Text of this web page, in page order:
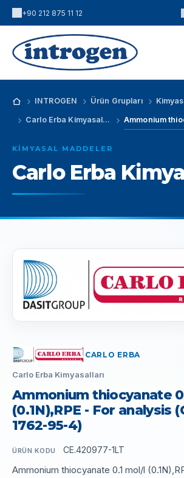
+90 212 875 11 12
INTROGEN Ürün Grupları
Carlo Erba Kimyasalları
KIMYASAL MADDELER
Carlo Erba
CARLO ERBA
Carlo Erba Kimyasalları
Ammonium thiocyanate
(0.1N),RPE - For analysis
1762-95-4)
ÜRÜN KODU CE.420977-1LT
Ammonium thiocyanate 0.1 mol/l